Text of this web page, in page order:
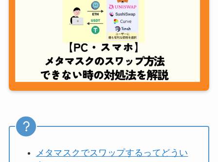
メタマスクでスワップするってどうい